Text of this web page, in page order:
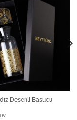
Desenli Başucu